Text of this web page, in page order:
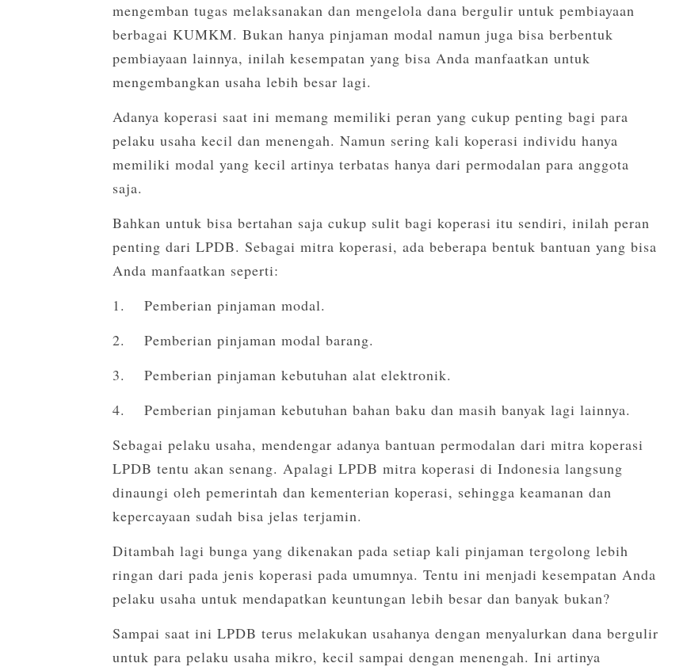
mengemban tugas melaksanakan dan mengelola dana bergulir untuk pembiayaan
berbagai KUMKM. Bukan hanya pinjaman modal namun juga bisa berbentuk
pembiayaan lainnya, inilah kesempatan yang bisa Anda manfaatkan untuk
mengembangkan usaha lebih besar lagi.
Adanya koperasi saat ini memang memiliki peran yang cukup penting bagi para
pelaku usaha kecil dan menengah. Namun sering kali koperasi individu hanya
memiliki modal yang kecil artinya terbatas hanya dari permodalan para anggota
saja.
Bahkan untuk bisa bertahan saja cukup sulit bagi koperasi itu sendiri, inilah peran
penting dari LPDB. Sebagai mitra koperasi, ada beberapa bentuk bantuan yang bisa
Anda manfaatkan seperti:
1.
Pemberian pinjaman modal.
2.
Pemberian pinjaman modal barang.
3.
Pemberian pinjaman kebutuhan alat elektronik.
4.
Pemberian pinjaman kebutuhan bahan baku dan masih banyak lagi lainnya.
Sebagai pelaku usaha, mendengar adanya bantuan permodalan dari mitra koperasi
LPDB tentu akan senang. Apalagi LPDB mitra koperasi di Indonesia langsung
dinaungi oleh pemerintah dan kementerian koperasi, sehingga keamanan dan
kepercayaan sudah bisa jelas terjamin.
Ditambah lagi bunga yang dikenakan pada setiap kali pinjaman tergolong lebih
ringan dari pada jenis koperasi pada umumnya. Tentu ini menjadi kesempatan Anda
pelaku usaha untuk mendapatkan keuntungan lebih besar dan banyak bukan?
Sampai saat ini LPDB terus melakukan usahanya dengan menyalurkan dana bergulir
untuk para pelaku usaha mikro, kecil sampai dengan menengah. Ini artinya